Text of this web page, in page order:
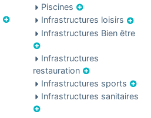
Piscines
Infrastructures loisirs
Infrastructures Bien être
Infrastructures
restauration
Infrastructures sports
Infrastructures sanitaires